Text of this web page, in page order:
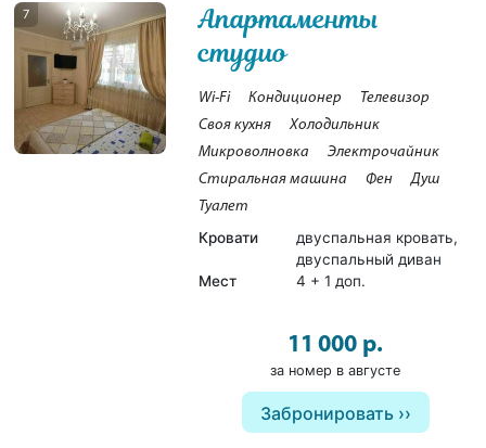
7
Апартаменты
студио
Wi-Fi Кондиционер
Телевизор
Своя кухня
Холодильник
Микроволновка
Электрочайник
Стиральная машина
Фен
Душ
Туалет
Кровати
двуспальная кровать,
двуспальный диван
Мест
4 + 1 доп.
11 000 р.
за номер в августе
Забронировать